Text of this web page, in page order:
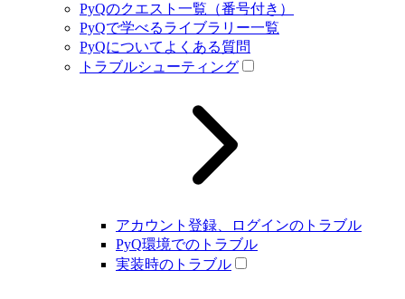
PyQのクエスト一覧（番号付き）
PyQで学べるライブラリー一覧
PyQについてよくある質問
トラブルシューティング
アカウント登録、ログインのトラブル
PyQ環境でのトラブル
実装時のトラブル